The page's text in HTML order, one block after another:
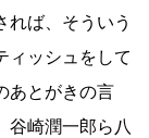
れば、そういう
ィッシュをして
あとがきの言
谷崎潤一郎ら八